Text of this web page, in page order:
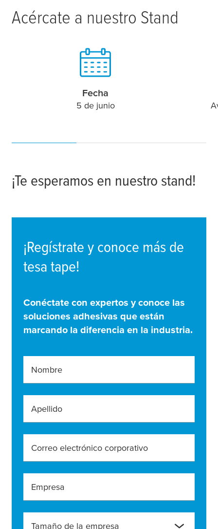
Acércate a nuestro Stand
Fecha
5 de junio
¡Te esperamos en nuestro stand!
¡Regístrate y conoce más de
tesa tape!
Conéctate con expertos y conoce las
soluciones adhesivas que están
marcando la diferencia en la industria.
Nombre
Apellido
Correo electrónico corporativo
Empresa
Tamaño de la empresa